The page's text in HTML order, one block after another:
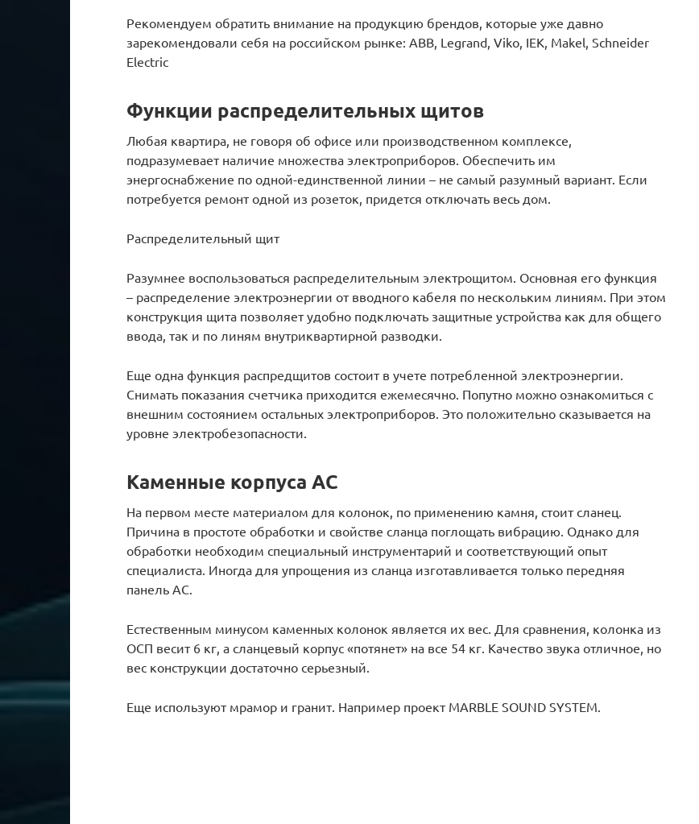
Рекомендуем обратить внимание на продукцию брендов, которые уже давно
зарекомендовали себя на российском рынке: ABB, Legrand, Viko, IEK, Makel, Schneider
Electric
Функции распределительных щитов
Любая квартира, не говоря об офисе или производственном комплексе,
подразумевает наличие множества электроприборов. Обеспечить им
энергоснабжение по одной-единственной линии – не самый разумный вариант. Если
потребуется ремонт одной из розеток, придется отключать весь дом.
Распределительный щит
Разумнее воспользоваться распределительным электрощитом. Основная его функция
– распределение электроэнергии от вводного кабеля по нескольким линиям. При этом
конструкция щита позволяет удобно подключать защитные устройства как для общего
ввода, так и по линям внутриквартирной разводки.
Еще одна функция распредщитов состоит в учете потребленной электроэнергии.
Снимать показания счетчика приходится ежемесячно. Попутно можно ознакомиться с
внешним состоянием остальных электроприборов. Это положительно сказывается на
уровне электробезопасности.
Каменные корпуса АС
На первом месте материалом для колонок, по применению камня, стоит сланец.
Причина в простоте обработки и свойстве сланца поглощать вибрацию. Однако для
обработки необходим специальный инструментарий и соответствующий опыт
специалиста. Иногда для упрощения из сланца изготавливается только передняя
панель АС.
Естественным минусом каменных колонок является их вес. Для сравнения, колонка из
ОСП весит 6 кг, а сланцевый корпус «потянет» на все 54 кг. Качество звука отличное, но
вес конструкции достаточно серьезный.
Еще используют мрамор и гранит. Например проект MARBLE SOUND SYSTEM.